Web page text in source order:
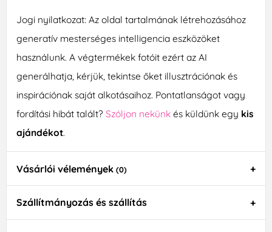
Jogi nyilatkozat: Az oldal tartalmának létrehozásához
generatív mesterséges intelligencia eszközöket
használunk. A végtermékek fotóit ezért az AI
generálhatja, kérjük, tekintse őket illusztrációnak és
inspirációnak saját alkotásaihoz. Pontatlanságot vagy
fordítási hibát talált? Szóljon nekünkés küldünk egy kis
ajándékot.
Vásárlói vélemények (0)
Szállítmányozás és szállítás